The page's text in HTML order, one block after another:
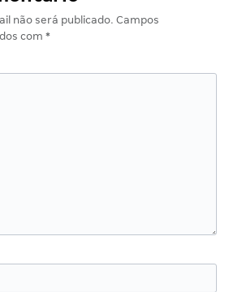
não será publicado. Campos
com *